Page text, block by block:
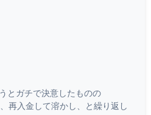
とガチで決意したものの
再入金して溶かし、と繰り返し